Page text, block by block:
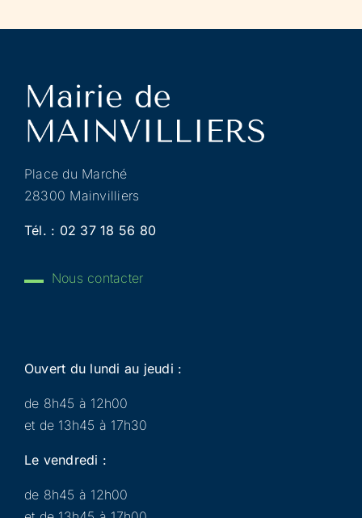
Place du Marché
28300 Mainvilliers
Tél. : 02 37 18 56 80
Nous contacter
Ouvert du lundi au jeudi :
de 8h45 à 12h00
et de 13h45 à 17h30
Le vendredi :
de 8h45 à 12h00